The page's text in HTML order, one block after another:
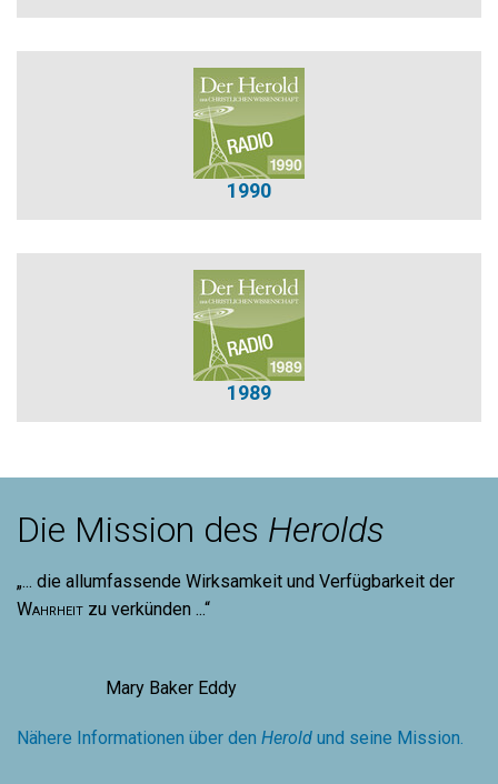
1990
1989
Die Mission des Herolds
„... die allumfassende Wirksamkeit und Verfügbarkeit der
Wahrheit zu verkünden ...“
Mary Baker Eddy
Nähere Informationen über den Herold und seine Mission.